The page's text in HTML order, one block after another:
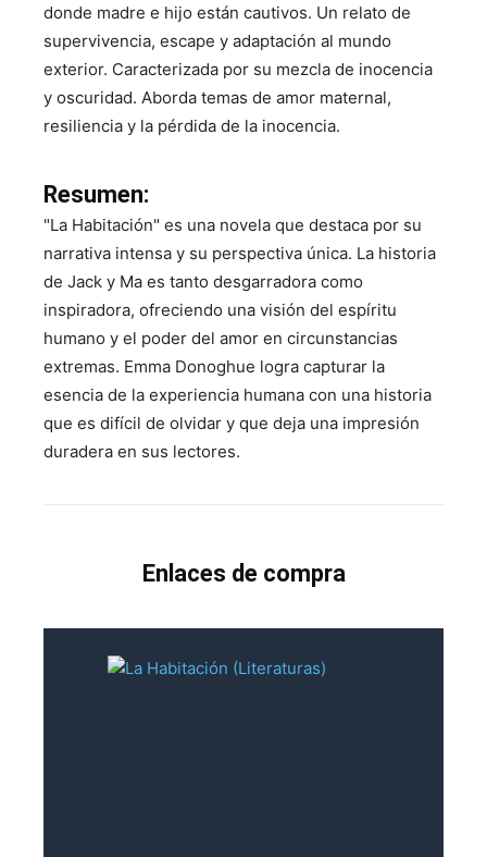
donde madre e hijo están cautivos. Un relato de
supervivencia, escape y adaptación al mundo
exterior. Caracterizada por su mezcla de inocencia
y oscuridad. Aborda temas de amor maternal,
resiliencia y la pérdida de la inocencia.
Resumen:
"La Habitación" es una novela que destaca por su
narrativa intensa y su perspectiva única. La historia
de Jack y Ma es tanto desgarradora como
inspiradora, ofreciendo una visión del espíritu
humano y el poder del amor en circunstancias
extremas. Emma Donoghue logra capturar la
esencia de la experiencia humana con una historia
que es difícil de olvidar y que deja una impresión
duradera en sus lectores.
Enlaces de compra